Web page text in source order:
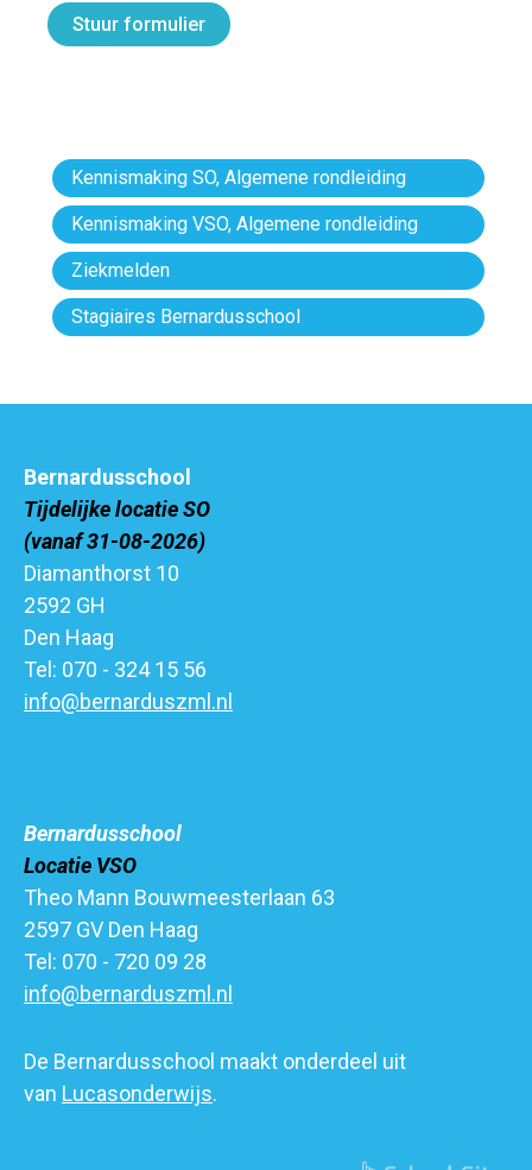
Stuur formulier
Kennismaking SO, Algemene rondleiding
Kennismaking VSO, Algemene rondleiding
Ziekmelden
Stagiaires Bernardusschool
Bernardusschool
Tijdelijke locatie SO
(vanaf 31-08-2026)
Diamanthorst 10
2592 GH
Den Haag
Tel: 070 - 324 15 56
info@bernarduszml.nl
Bernardusschool
Locatie VSO
Theo Mann Bouwmeesterlaan 63
2597 GV Den Haag
Tel: 070 - 720 09 28
info@bernarduszml.nl
De Bernardusschool maakt onderdeel uit
van Lucasonderwijs.